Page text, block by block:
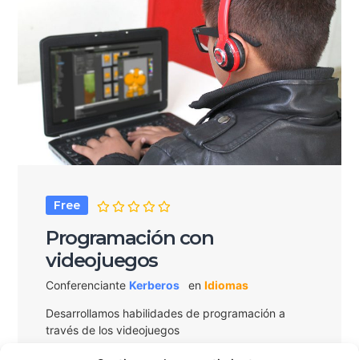
Free
Programación con
videojuegos
Conferenciante Kerberos enIdiomas
Desarrollamos habilidades de programación a
través de los videojuegos